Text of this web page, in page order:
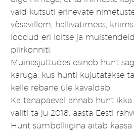
vaid kutsuti erinevate
võsavillem, hallivatimees,
loodud eri loitse ja
piirkonniti.
Muinasjuttudes esineb hunt
karuga, kus hunti kujutatakse
kelle rebane üle kavaldab.
Ka tänapäeval annab hunt
valiti ta ju 2018. aasta Eesti
Hunt sümbolliigina aitab